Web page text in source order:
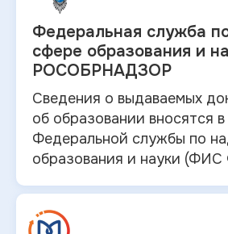
Федеральная служба
сфере образования и
РОСОБРНАДЗОР
Сведения о выдаваемых
об образовании вносятся в
Федеральной службы по
образования и науки